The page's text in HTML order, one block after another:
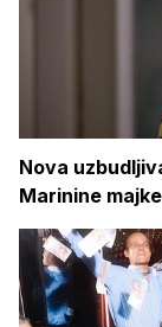
Nova
Marinine